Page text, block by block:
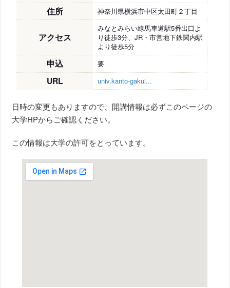
住所 神奈川県横浜市中区太田町２丁目
アクセス
みなとみらい線馬車道駅5番出口よ
り徒歩3分、JR・市営地下鉄関内駅
より徒歩5分
申込 要
URL univ.kanto-gakui...
日時の変更もありますので、開講情報は必ずこのページの
大学HPからご確認ください。
この情報は大学の許可をとっています。